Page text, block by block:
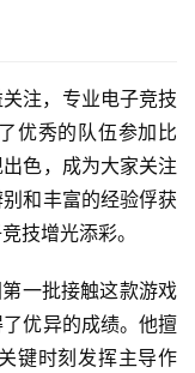
注，专业电子竞技
优秀的队伍参加比
色，成为大家关注
和丰富的经验俘获
技增光添彩。
一批接触这款游戏
优异的成绩。他擅
键时刻发挥主导作